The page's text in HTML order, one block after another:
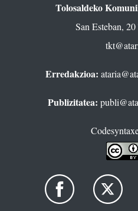
Tolosaldeko
San Esteban,
Erredakzioa:
Publizitatea: